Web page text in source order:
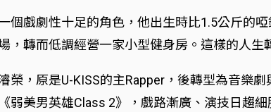
個戲劇性十足的角色，他出生時比1.5公斤的
，轉而低調經營一家小型健身房。這樣的人
榮，原是U-KISS的主Rapper，後轉型為音樂
弱美男英雄Class 2》，戲路漸廣、演技日趨